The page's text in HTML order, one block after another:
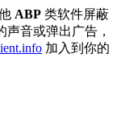
ABP 类软件屏蔽
音或弹出广告，
加入到你的